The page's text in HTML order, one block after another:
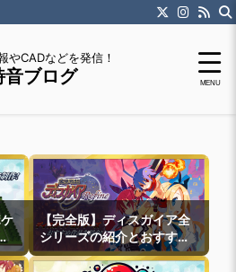
やCADなどを発信！
音ブログ
【完全版】ディスガイア全
シリーズの紹介とおすすめ
作品紹介